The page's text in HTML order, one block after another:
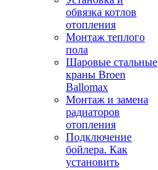
обвязка котлов
отопления
Монтаж теплого
пола
Шаровые стальные
краны Broen
Ballomax
Монтаж и замена
радиаторов
отопления
Подключение
бойлера. Как
установить